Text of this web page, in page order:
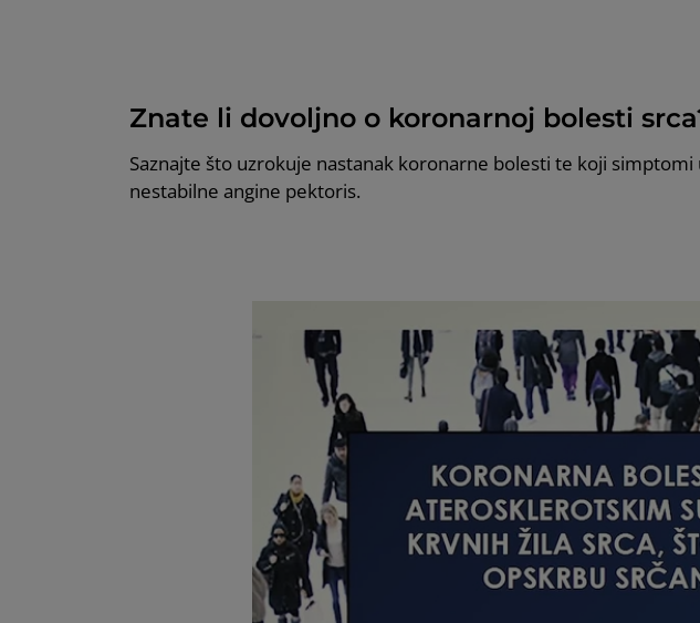
Znate li dovoljno o koronarnoj bolesti
Saznajte što uzrokuje nastanak koronarne bolesti te koji
nestabilne angine pektoris.